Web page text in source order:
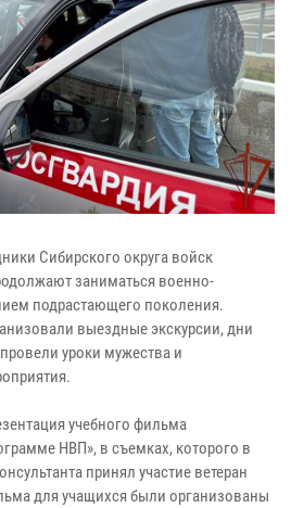
Сибирского округа войск
заниматься военно-
подрастающего поколения.
выездные экскурсии, дни
уроки мужества и
учебного фильма
НВП», в съемках, которого в
принял участие ветеран
для учащихся были организованы